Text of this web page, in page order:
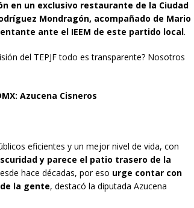
en un exclusivo restaurante de la Ciudad
Mondragón, acompañado de Mario
ante el IEEM de este partido local.
del TEPJF todo es transparente? Nosotros
Azucena Cisneros
eficientes y un mejor nivel de vida, con
y parece el patio trasero de la
hace décadas, por eso urge contar con
la gente, destacó la diputada Azucena